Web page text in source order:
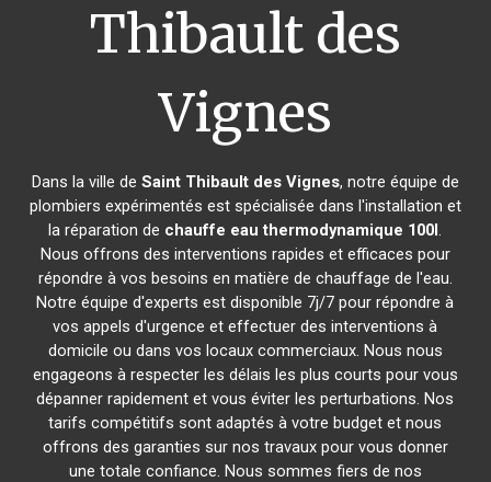
Thibault des
Vignes
Dans la ville de Saint Thibault des Vignes, notre équipe de
plombiers expérimentés est spécialisée dans l'installation et
la réparation de chauffe eau thermodynamique 100l.
Nous offrons des interventions rapides et efficaces pour
répondre à vos besoins en matière de chauffage de l'eau.
Notre équipe d'experts est disponible 7j/7 pour répondre à
vos appels d'urgence et effectuer des interventions à
domicile ou dans vos locaux commerciaux. Nous nous
engageons à respecter les délais les plus courts pour vous
dépanner rapidement et vous éviter les perturbations. Nos
tarifs compétitifs sont adaptés à votre budget et nous
offrons des garanties sur nos travaux pour vous donner
une totale confiance. Nous sommes fiers de nos